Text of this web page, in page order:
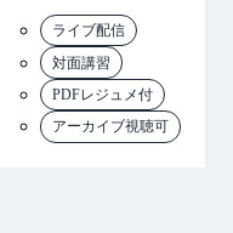
ライブ配信
対面講習
PDFレジュメ付
アーカイブ視聴可